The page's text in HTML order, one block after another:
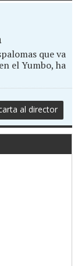
que va
el Yumbo, ha
al director